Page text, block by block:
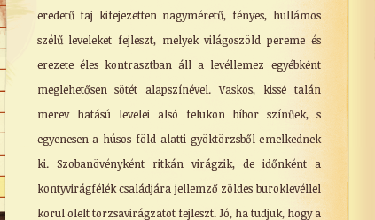
eredetű faj kifejezetten nagyméretű, fényes, hullámos
szélű leveleket fejleszt, melyek világoszöld pereme és
erezete éles kontrasztban áll a levéllemez egyébként
meglehetősen sötét alapszínével. Vaskos, kissé talán
merev hatású levelei alsó felükön bíbor színűek, s
egyenesen a húsos föld alatti gyöktörzsből emelkednek
ki. Szobanövényként ritkán virágzik, de időnként a
kontyvirágfélék családjára jellemző zöldes buroklevéllel
körül ölelt torzsavirágzatot fejleszt. Jó, ha tudjuk, hogy a